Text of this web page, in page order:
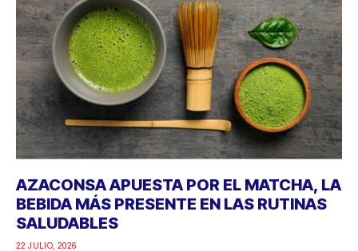
AZACONSA APUESTA POR EL MATCHA, LA
BEBIDA MÁS PRESENTE EN LAS RUTINAS
SALUDABLES
22 JULIO, 2026